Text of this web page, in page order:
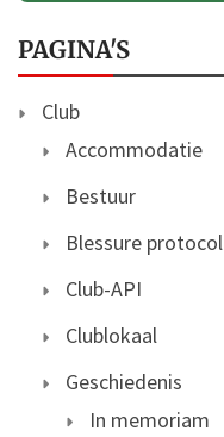
PAGINA'S
Club
Accommodatie
Bestuur
Blessure protocol
Club-API
Clublokaal
Geschiedenis
In memoriam